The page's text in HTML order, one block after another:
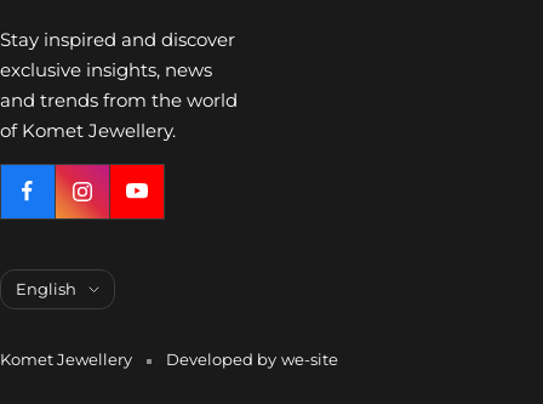
Stay inspired and discover
exclusive insights, news
and trends from the world
of Komet Jewellery.
Language
English
Komet Jewellery Developed by we-site